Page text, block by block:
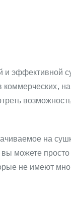
эффективной
коммерческих,
на
можете
не имеют